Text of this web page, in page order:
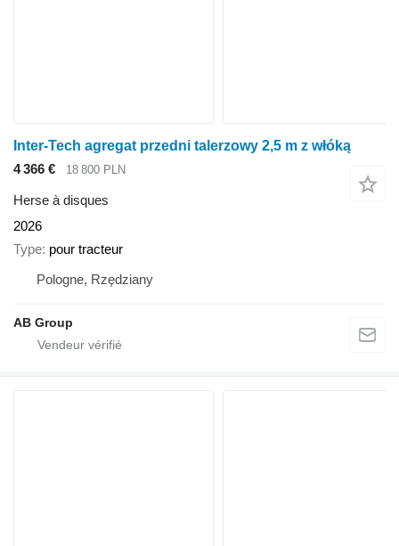
Inter-Tech agregat przedni talerzowy 2,5 m z włóką
4 366 €
18 800 PLN
Herse à disques
2026
Type pour tracteur
Pologne, Rzędziany
AB Group